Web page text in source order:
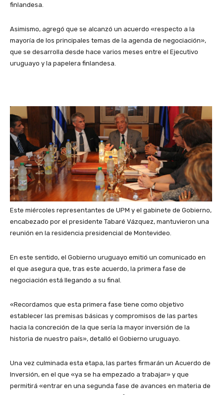
finlandesa.
Asimismo, agregó que se alcanzó un acuerdo «respecto a la
mayoría de los principales temas de la agenda de negociación»,
que se desarrolla desde hace varios meses entre el Ejecutivo
uruguayo y la papelera finlandesa.
Este miércoles representantes de UPM y el gabinete de Gobierno,
encabezado por el presidente Tabaré Vázquez, mantuvieron una
reunión en la residencia presidencial de Montevideo.
En este sentido, el Gobierno uruguayo emitió un comunicado en
el que asegura que, tras este acuerdo, la primera fase de
negociación está llegando a su final.
«Recordamos que esta primera fase tiene como objetivo
establecer las premisas básicas y compromisos de las partes
hacia la concreción de la que sería la mayor inversión de la
historia de nuestro país», detalló el Gobierno uruguayo.
Una vez culminada esta etapa, las partes firmarán un Acuerdo de
Inversión, en el que «ya se ha empezado a trabajar» y que
permitirá «entrar en una segunda fase de avances en materia de